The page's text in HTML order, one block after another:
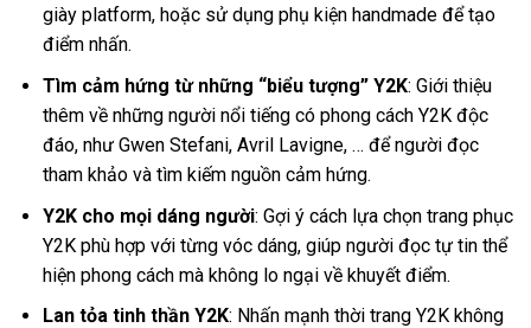
giày platform, hoặc sử dụng phụ kiện handmade để tạo
điểm nhấn.
Tìm cảm hứng từ những “biểu tượng” Y2K: Giới thiệu
thêm về những người nổi tiếng có phong cách Y2K độc
đáo, như Gwen Stefani, Avril Lavigne, … để người đọc
tham khảo và tìm kiếm nguồn cảm hứng.
Y2K cho mọi dáng người: Gợi ý cách lựa chọn trang phục
Y2K phù hợp với từng vóc dáng, giúp người đọc tự tin thể
hiện phong cách mà không lo ngại về khuyết điểm.
Lan tỏa tinh thần Y2K: Nhấn mạnh thời trang Y2K không